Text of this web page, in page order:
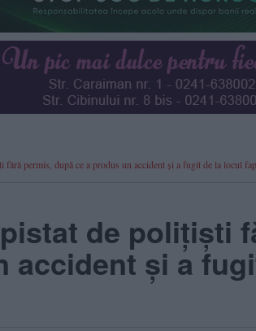
fără permis, după ce a produs un accident și a fugit de la locul
de polițiști
accident și a